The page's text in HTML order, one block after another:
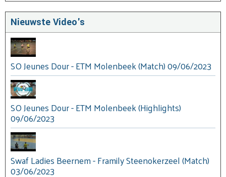
Nieuwste Video's
SO Jeunes Dour - ETM Molenbeek (Match) 09/06/2023
SO Jeunes Dour - ETM Molenbeek (Highlights)
09/06/2023
Swaf Ladies Beernem - Framily Steenokerzeel (Match)
03/06/2023